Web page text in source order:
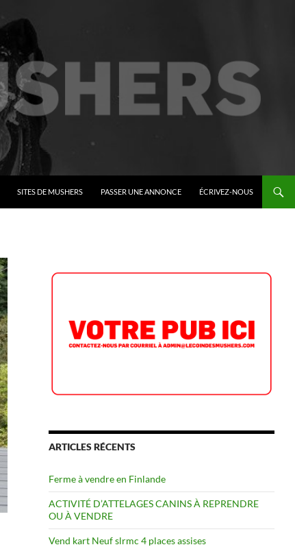
SITES DE MUSHERS PASSER UNE ANNONCE ÉCRIVEZ-NOUS
ARTICLES RÉCENTS
Ferme à vendre en Finlande
ACTIVITÉ D’ATTELAGES CANINS À REPRENDRE
OU À VENDRE
Vend kart Neuf slrmc 4 places assises